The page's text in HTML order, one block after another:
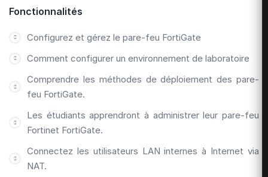
Fonctionnalités
Configurez et gérez le pare-feu FortiGate
Comment configurer un environnement de laboratoire
Comprendre les méthodes de déploiement des pare-
feu FortiGate.
Les étudiants apprendront à administrer leur pare-feu
Fortinet FortiGate.
Connectez les utilisateurs LAN internes à Internet via
NAT.